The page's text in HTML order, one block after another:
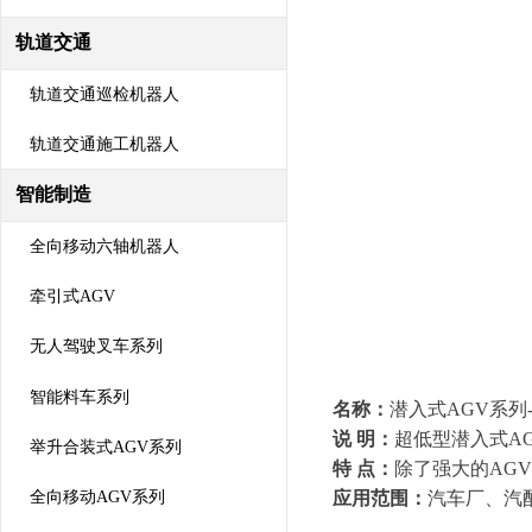
名称： 潜入式AGV系列
说 明： 超低型潜入式
特 点： 除了强大的
应用范围： 汽车厂、汽
轨道交通
轨道交通巡检机器人
轨道交通施工机器人
智能制造
全向移动六轴机器人
牵引式AGV
无人驾驶叉车系列
智能料车系列
举升合装式AGV系列
全向移动AGV系列